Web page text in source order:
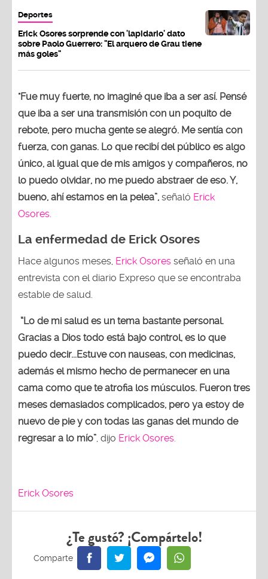
Deportes
Erick Osores sorprende con 'lapidario' dato
sobre Paolo Guerrero: "El arquero de Grau tiene
más goles"
"Fue muy fuerte, no imaginé que iba a ser así. Pensé
que iba a ser una transmisión con un poquito de
rebote, pero mucha gente se alegró. Me sentía con
fuerza, con ganas. Lo que recibí del público es algo
único, al igual que de mis amigos y compañeros, no
lo puedo olvidar, no me puedo abstraer de eso. Y,
bueno, ahí estamos en la pelea”, señaló Erick
Osores.
La enfermedad de Erick Osores
Hace algunos meses, Erick Osores señaló en una
entrevista con el diario Expreso que se encontraba
estable de salud.
“Lo de mi salud es un tema bastante personal.
Gracias a Dios todo está bajo control, es lo que
puedo decir...Estuve con nauseas, con medicinas,
además el mismo hecho de permanecer en una
cama como que te atrofia los músculos. Fueron tres
meses demasiados complicados, pero ya estoy de
nuevo de pie y con todas las ganas del mundo de
regresar a lo mío”, dijo Erick Osores.
Erick Osores
¿Te gustó? ¡Compártelo!